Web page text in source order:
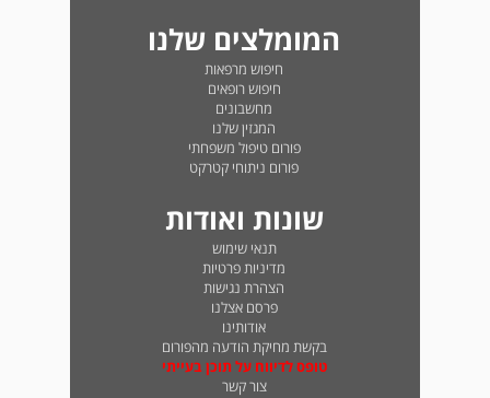
המומלצים שלנו
חיפוש מרפאות
חיפוש רופאים
מחשבונים
המגזין שלנו
פורום טיפול משפחתי
פורום ניתוחי קטרקט
שונות ואודות
תנאי שימוש
מדיניות פרטיות
הצהרת נגישות
פרסם אצלנו
אודותינו
בקשת מחיקת הודעה מהפורום
טופס לדיווח על תוכן בעייתי
צור קשר